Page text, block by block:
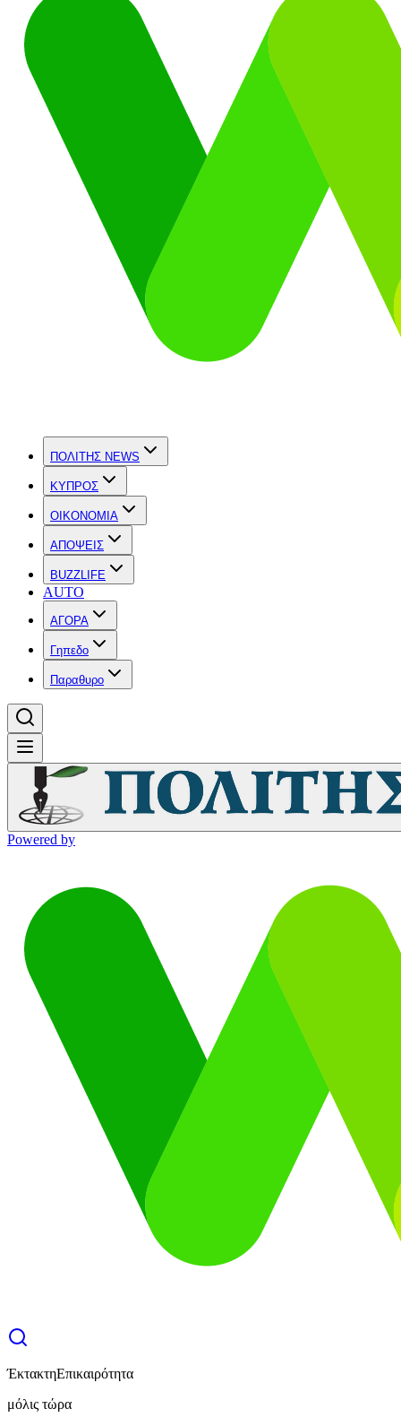
ΠΟΛΙΤΗΣ NEWS
ΚΥΠΡΟΣ
OIKONOMIA
ΑΠΟΨΕΙΣ
BUZZLIFE
AUTO
ΑΓΟΡΑ
Γηπεδο
Παραθυρο
Powered by
ΈκτακτηΕπικαιρότητα
μόλις τώρα